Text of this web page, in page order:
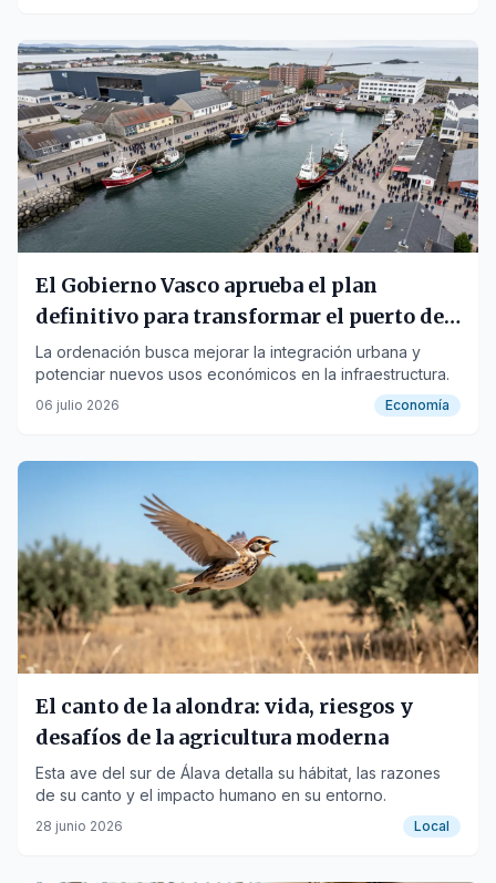
El Gobierno Vasco aprueba el plan
definitivo para transformar el puerto de
Bermeo
La ordenación busca mejorar la integración urbana y
potenciar nuevos usos económicos en la infraestructura.
06 julio 2026 Economía
El canto de la alondra: vida, riesgos y
desafíos de la agricultura moderna
Esta ave del sur de Álava detalla su hábitat, las razones
de su canto y el impacto humano en su entorno.
28 junio 2026 Local